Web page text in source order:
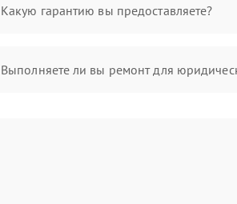
Какую гарантию вы предоставляете?
Выполняете ли вы ремонт для